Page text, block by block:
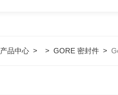
产品中心> > GORE 密封件>